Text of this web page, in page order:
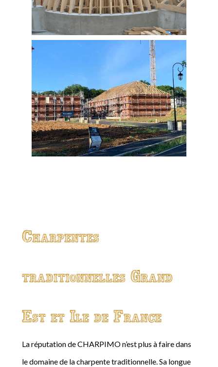
Charpentes
traditionnelles Grand
Est et Ile de France
La réputation de CHARPIMO n’est plus à faire dans
le domaine de la charpente traditionnelle. Sa longue